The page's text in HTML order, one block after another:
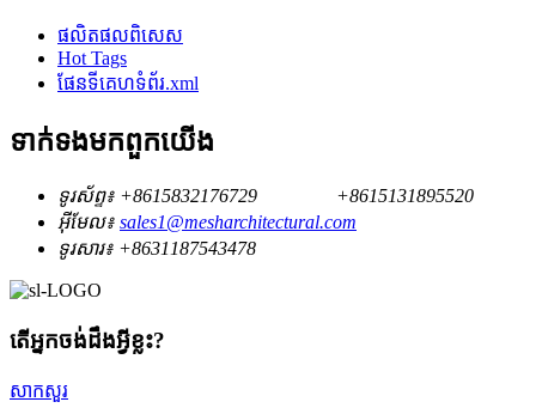
ផលិតផល​ពិសេស
Hot Tags
ផែនទីគេហទំព័រ.xml
ទាក់ទង​មក​ពួក​យើង
ទូរស័ព្ទ៖ +8615832176729
+8615131895520
អ៊ីមែល៖ sales1@mesharchitectural.com
ទូរសារ៖ +8631187543478
តើ​អ្នក​ចង់​ដឹង​អ្វីខ្លះ?
សាកសួរ